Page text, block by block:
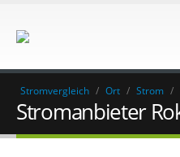
Stromvergleich / Ort / Strom /
Stromanbieter